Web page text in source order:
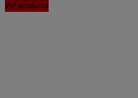
Ver producto